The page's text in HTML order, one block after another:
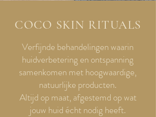
COCO SKIN RITUALS
Verfijnde behandelingen waarin
huidverbetering en ontspanning
samenkomen met hoogwaardige,
natuurlijke producten.
Altijd op maat, afgestemd op wat
jouw huid écht nodig heeft.